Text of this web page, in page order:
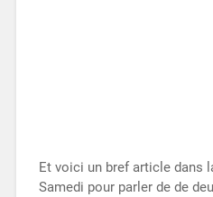
Et voici un bref article dans
Samedi pour parler de de